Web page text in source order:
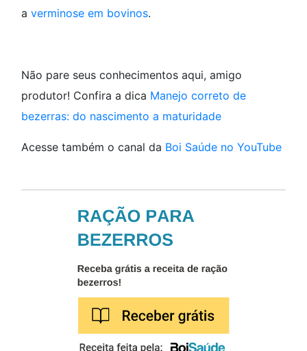
a verminose em bovinos.
Não pare seus conhecimentos aqui, amigo
produtor! Confira a dica Manejo correto de
bezerras: do nascimento a maturidade
Acesse também o canal da Boi Saúde no YouTube